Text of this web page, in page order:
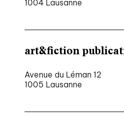
1004 Lausanne
art&fiction
Avenue du Léman 12
1005 Lausanne